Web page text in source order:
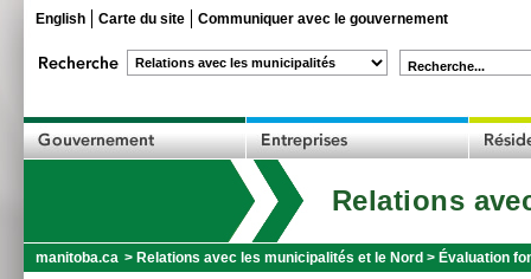
English Carte du site Communiquer avec le gouvernement
Recherche...
Relations
manitoba.ca > Relations avec les municipalités et le Nord > Évaluation